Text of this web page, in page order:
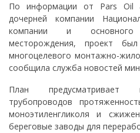
По информации от Pars Oil
дочерней компании
компании и основного
месторождения, проект
многоцелевого монтажно-
сообщила служба новостей
План предусматривает
трубопроводов
моноэтиленгликоля и
береговые заводы для